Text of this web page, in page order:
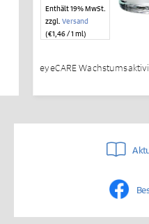
Enthält 19% MwSt.
zzgl. Versand
(€1,46/ 1 ml)
eyeCARE